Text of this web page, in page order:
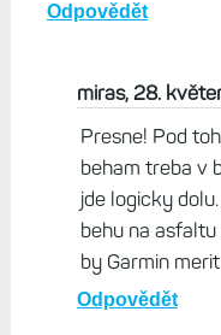
Odpovědět
miras, 28.
Presne! Pod
beham treba v
jde logicky
behu na
by Garmin
Odpovědět